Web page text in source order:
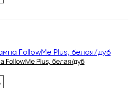
FollowMe Plus, белая/дуб